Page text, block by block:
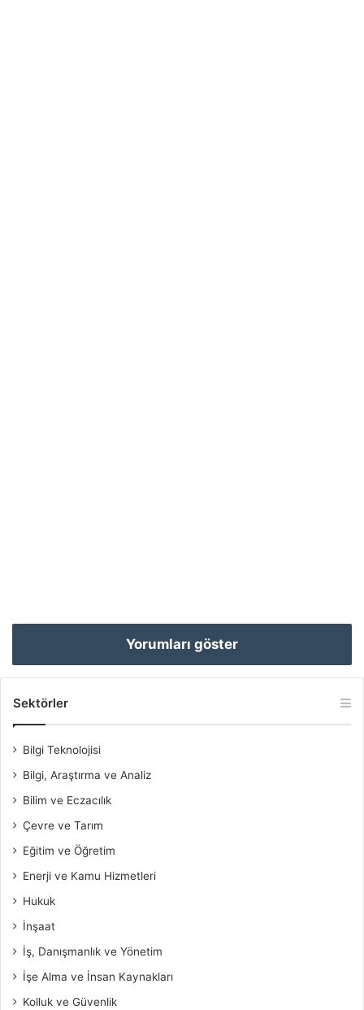
Yorumları göster
Sektörler
Bilgi Teknolojisi
Bilgi, Araştırma ve Analiz
Bilim ve Eczacılık
Çevre ve Tarım
Eğitim ve Öğretim
Enerji ve Kamu Hizmetleri
Hukuk
İnşaat
İş, Danışmanlık ve Yönetim
İşe Alma ve İnsan Kaynakları
Kolluk ve Güvenlik